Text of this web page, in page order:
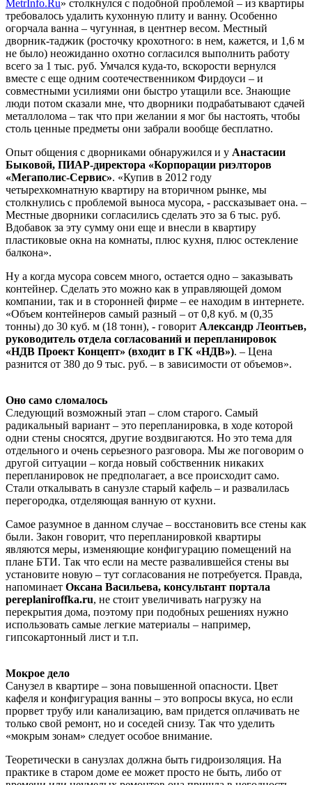
MetrInfo.Ru» столкнулся с подобной проблемой – из квартиры
требовалось удалить кухонную плиту и ванну. Особенно
огорчала ванна – чугунная, в центнер весом. Местный
дворник-таджик (росточку крохотного: в нем, кажется, и 1,6 м
не было) неожиданно охотно согласился выполнить работу
всего за 1 тыс. руб. Умчался куда-то, вскорости вернулся
вместе с еще одним соотечественником Фирдоуси – и
совместными усилиями они быстро утащили все. Знающие
люди потом сказали мне, что дворники подрабатывают сдачей
металлолома – так что при желании я мог бы настоять, чтобы
столь ценные предметы они забрали вообще бесплатно.
Опыт общения с дворниками обнаружился и у Анастасии
Быковой, ПИАР-директора «Корпорации риэлторов
«Мегаполис-Сервис». «Купив в 2012 году
четырехкомнатную квартиру на вторичном рынке, мы
столкнулись с проблемой выноса мусора, - рассказывает она. –
Местные дворники согласились сделать это за 6 тыс. руб.
Вдобавок за эту сумму они еще и внесли в квартиру
пластиковые окна на комнаты, плюс кухня, плюс остекление
балкона».
Ну а когда мусора совсем много, остается одно – заказывать
контейнер. Сделать это можно как в управляющей домом
компании, так и в сторонней фирме – ее находим в интернете.
«Объем контейнеров самый разный – от 0,8 куб. м (0,35
тонны) до 30 куб. м (18 тонн), - говорит Александр Леонтьев,
руководитель отдела согласований и перепланировок
«НДВ Проект Концепт» (входит в ГК «НДВ»). – Цена
разнится от 380 до 9 тыс. руб. – в зависимости от объемов».
Оно само сломалось
Следующий возможный этап – слом старого. Самый
радикальный вариант – это перепланировка, в ходе которой
одни стены сносятся, другие воздвигаются. Но это тема для
отдельного и очень серьезного разговора. Мы же поговорим о
другой ситуации – когда новый собственник никаких
перепланировок не предполагает, а все происходит само.
Стали откалывать в санузле старый кафель – и развалилась
перегородка, отделяющая ванную от кухни.
Самое разумное в данном случае – восстановить все стены как
были. Закон говорит, что перепланировкой квартиры
являются меры, изменяющие конфигурацию помещений на
плане БТИ. Так что если на месте развалившейся стены вы
установите новую – тут согласования не потребуется. Правда,
напоминает Оксана Васильева, консультант портала
pereplaniroffka.ru, не стоит увеличивать нагрузку на
перекрытия дома, поэтому при подобных решениях нужно
использовать самые легкие материалы – например,
гипсокартонный лист и т.п.
Мокрое дело
Санузел в квартире – зона повышенной опасности. Цвет
кафеля и конфигурация ванны – это вопросы вкуса, но если
прорвет трубу или канализацию, вам придется оплачивать не
только свой ремонт, но и соседей снизу. Так что уделить
«мокрым зонам» следует особое внимание.
Теоретически в санузлах должна быть гидроизоляция. На
практике в старом доме ее может просто не быть, либо от